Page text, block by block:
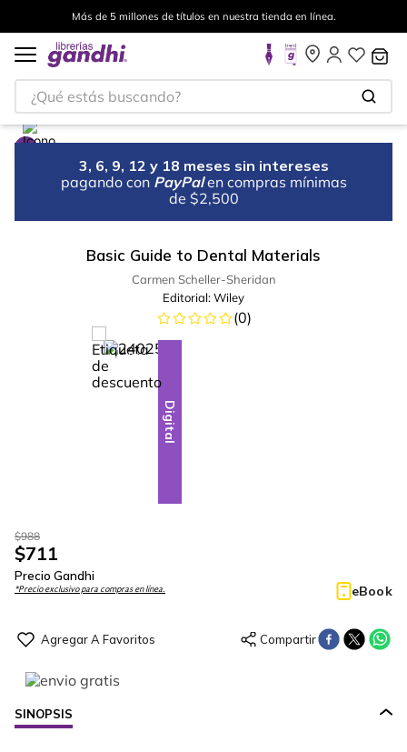
Más de 5 millones de títulos en nuestra tienda en línea.
¿Qué estás buscando?
3, 6, 9, 12 y 18 meses sin intereses
pagando con PayPal en compras mínimas
de $2,500
Basic Guide to Dental Materials
Carmen Scheller-Sheridan
Editorial:Wiley
(0)
-28%
Digital
$988
$711
Precio Gandhi
*Precio exclusivo para compras en línea. eBook
SINOPSIS